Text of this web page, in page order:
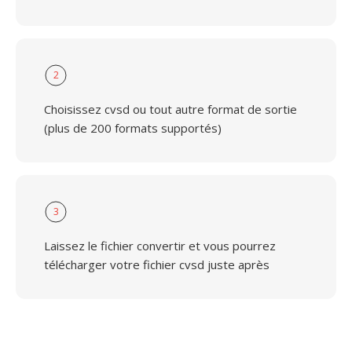
2
Choisissez cvsd ou tout autre format de sortie
(plus de 200 formats supportés)
3
Laissez le fichier convertir et vous pourrez
télécharger votre fichier cvsd juste après